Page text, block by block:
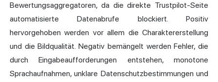
Bewertungsaggregatoren, da die direkte Trustpilot-Seite
automatisierte Datenabrufe blockiert. Positiv
hervorgehoben werden vor allem die Charaktererstellung
und die Bildqualität. Negativ bemängelt werden Fehler, die
durch Eingabeaufforderungen entstehen, monotone
Sprachaufnahmen, unklare Datenschutzbestimmungen und